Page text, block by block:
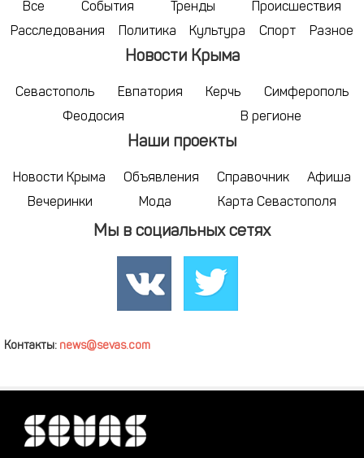
Все События Тренды
Происшествия
Расследования
Политика Культура Спорт Разное
Новости Крыма
Севастополь Евпатория Керчь
Симферополь
Феодосия
В регионе
Наши проекты
Новости Крыма Объявления Справочник
Афиша
Вечеринки
Мода Карта Севастополя
Мы в социальных сетях
Контакты: news@sevas.com